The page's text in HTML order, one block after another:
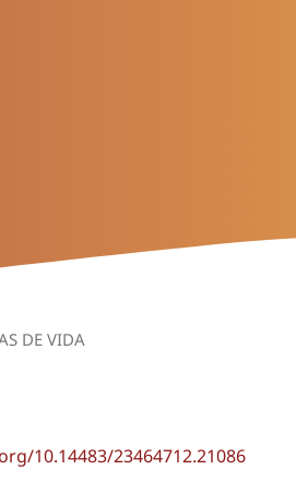
DE VIDA
10.14483/23464712.21086